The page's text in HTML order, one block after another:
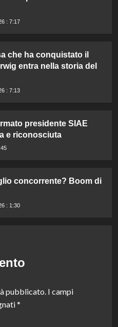
: 7:17
che ha conquistato il
entra nella storia del
: 7:13
presidente SIAE
e riconosciuta
concorrente? Boom di
: 1:30
pubblicato. I campi
*